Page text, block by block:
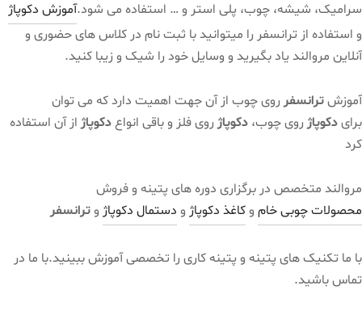
سرامیک، شیشه، چوب، پلی استر و … استفاده می شود.آموزش دکوپاژ
و استفاده از ترانسفر را میتوانید با ثبت نام در کلاس های حضوری و
آنلاین مروالند یاد بگیرید و وسایل خود را شیک و زیبا کنید.
آموزشترانسفر روی چوب از آن جهت اهمیت دارد که می توان
برایدکوپاژ روی چوب، دکوپاژ روی فلز و باقی انواعدکوپاژ از آن استفاده
کرد
مروالند متخصص در برگزاری دوره های پتینه و فروش
محصولات چوبی خام وکاغذ دکوپاژ و دستمال دکوپاژ وترانسفر
با ما تکنیک های پتینه و پتینه کاری را تخصصی آموزش ببینید.با ما در
تماس باشید.